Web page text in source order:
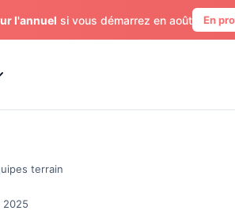
l'annuel si vous démarrez en août En
terrain
2025